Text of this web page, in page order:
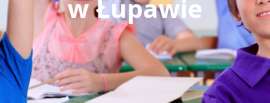
w Łupawie